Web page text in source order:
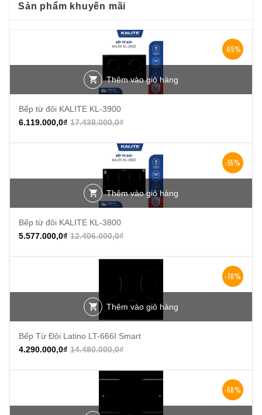
Sản phẩm khuyến mãi
-65%
Thêm vào giỏ hàng
Bếp từ đôi KALITE KL-3900
17.438.000,0₫
6.119.000,0₫
-55%
Thêm vào giỏ hàng
Bếp từ đôi KALITE KL-3800
12.406.000,0₫
5.577.000,0₫
-70%
Thêm vào giỏ hàng
Bếp Từ Đôi Latino LT-666I Smart
14.480.000,0₫
4.290.000,0₫
-68%